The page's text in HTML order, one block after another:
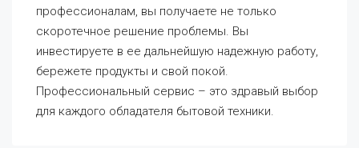
профессионалам, вы получаете не только
скоротечное решение проблемы. Вы
инвестируете в ее дальнейшую надежную работу,
бережете продукты и свой покой.
Профессиональный сервис – это здравый выбор
для каждого обладателя бытовой техники.